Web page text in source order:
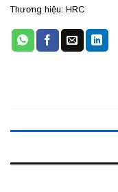
Thương hiệu: HRC